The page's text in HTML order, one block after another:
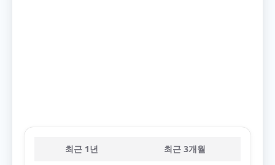
최근 1년 최근 3개월